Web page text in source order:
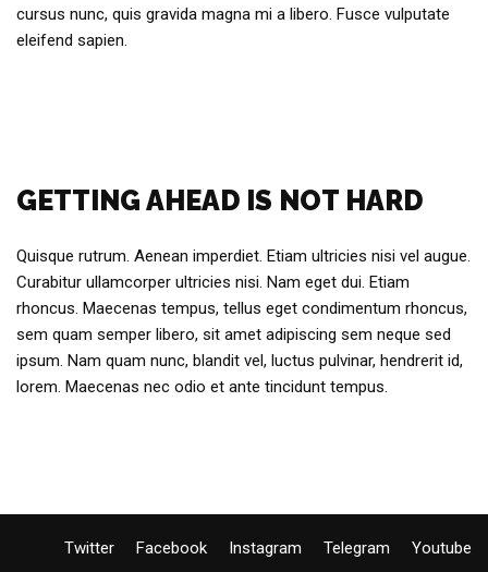
cursus nunc, quis gravida magna mi a libero. Fusce vulputate
eleifend sapien.
GETTING AHEAD IS NOT HARD
Quisque rutrum. Aenean imperdiet. Etiam ultricies nisi vel augue.
Curabitur ullamcorper ultricies nisi. Nam eget dui. Etiam
rhoncus. Maecenas tempus, tellus eget condimentum rhoncus,
sem quam semper libero, sit amet adipiscing sem neque sed
ipsum. Nam quam nunc, blandit vel, luctus pulvinar, hendrerit id,
lorem. Maecenas nec odio et ante tincidunt tempus.
Twitter Facebook Instagram Telegram Youtube